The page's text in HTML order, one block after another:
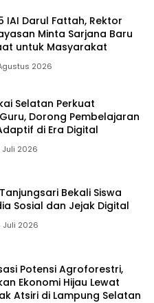
IAI Darul Fattah, Rektor
Minta Sarjana Baru
untuk Masyarakat
2026
Selatan Perkuat
Dorong Pembelajaran
di Era Digital
Juli 2026
Tanjungsari Bekali Siswa
Sosial dan Jejak Digital
Juli 2026
Potensi Agroforestri,
Ekonomi Hijau Lewat
Atsiri di Lampung Selatan